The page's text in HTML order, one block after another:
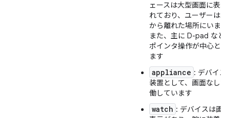
ェースは大型画面に表
れており、ユーザーは
から離れた場所にいま
また、主に D-pad など
ポインタ操作が中心と
ます
appliance : デバイス
装置として、画面なし
働しています
watch : デバイスは画